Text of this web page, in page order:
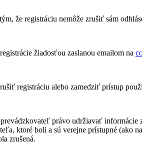
že registráciu nemôže zrušiť sám
žiadosťou zaslanou emailom na
registráciu alebo zamedziť prístup
právo udržiavať informácie
ktoré boli a sú verejne prístupné (ako
zrušená.